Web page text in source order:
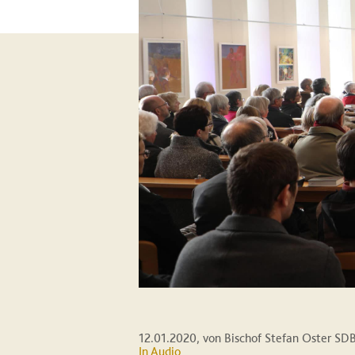
12.01.2020, von Bischof Stefan Oster
In Audio